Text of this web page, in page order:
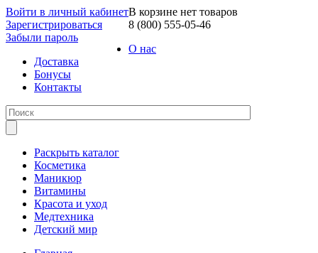
Войти в личный кабинет
Зарегистрироваться
Забыли пароль
В корзине нет товаров
8 (800) 555-05-46
О нас
Доставка
Бонусы
Контакты
Раскрыть каталог
Косметика
Маникюр
Витамины
Красота и уход
Медтехника
Детский мир